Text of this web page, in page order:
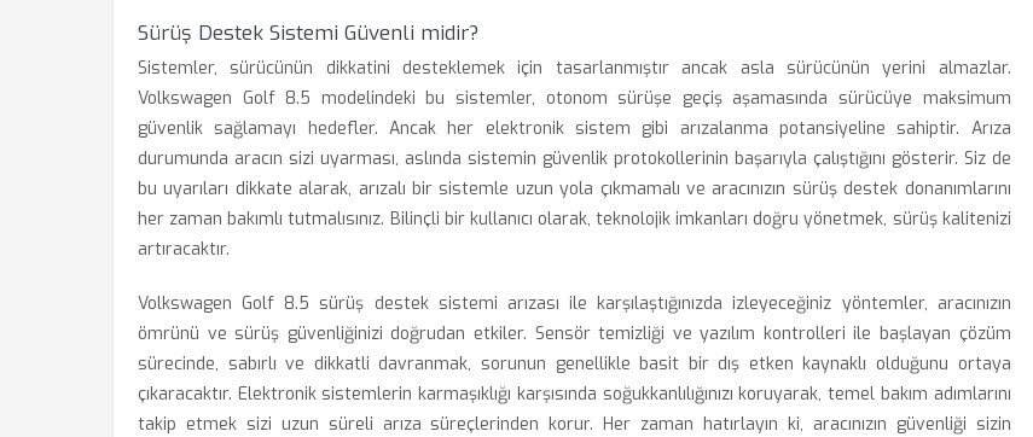
Sürüş Destek Sistemi Güvenli midir?
Sistemler, sürücünün dikkatini desteklemek için tasarlanmıştır ancak asla sürücünün yerini almazlar.
Volkswagen Golf 8.5 modelindeki bu sistemler, otonom sürüşe geçiş aşamasında sürücüye maksimum
güvenlik sağlamayı hedefler. Ancak her elektronik sistem gibi arızalanma potansiyeline sahiptir. Arıza
durumunda aracın sizi uyarması, aslında sistemin güvenlik protokollerinin başarıyla çalıştığını gösterir. Siz de
bu uyarıları dikkate alarak, arızalı bir sistemle uzun yola çıkmamalı ve aracınızın sürüş destek donanımlarını
her zaman bakımlı tutmalısınız. Bilinçli bir kullanıcı olarak, teknolojik imkanları doğru yönetmek, sürüş kalitenizi
artıracaktır.
Volkswagen Golf 8.5 sürüş destek sistemi arızası ile karşılaştığınızda izleyeceğiniz yöntemler, aracınızın
ömrünü ve sürüş güvenliğinizi doğrudan etkiler. Sensör temizliği ve yazılım kontrolleri ile başlayan çözüm
sürecinde, sabırlı ve dikkatli davranmak, sorunun genellikle basit bir dış etken kaynaklı olduğunu ortaya
çıkaracaktır. Elektronik sistemlerin karmaşıklığı karşısında soğukkanlılığınızı koruyarak, temel bakım adımlarını
takip etmek sizi uzun süreli arıza süreçlerinden korur. Her zaman hatırlayın ki, aracınızın güvenliği sizin